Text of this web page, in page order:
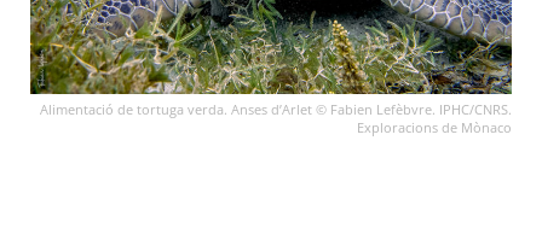
Alimentació de tortuga verda. Anses d’Arlet © Fabien Lefèbvre. IPHC/CNRS.
Exploracions de Mònaco